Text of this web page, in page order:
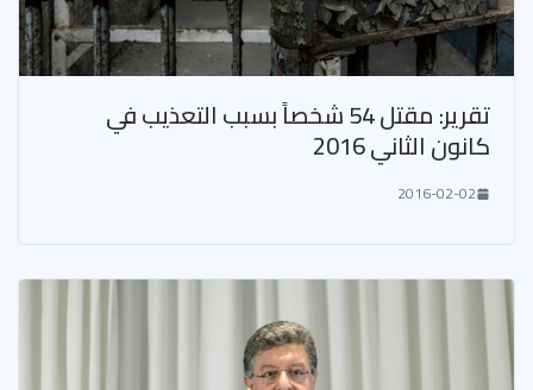
تقرير: مقتل 54 شخصاً بسبب التعذيب في
كانون الثاني 2016
2016-02-02